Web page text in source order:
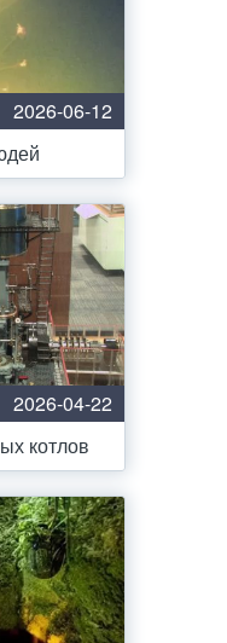
2026-06-12
2026-04-22
котлов